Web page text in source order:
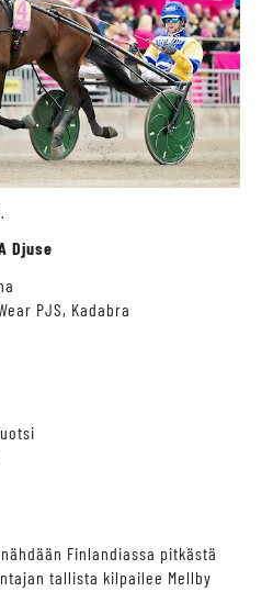
Djuse
PJS, Kadabra
Finlandiassa pitkästä
tallista kilpailee Mellby